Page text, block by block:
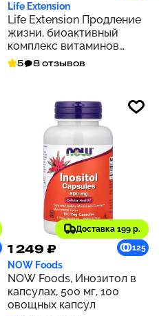
Life Extension
Life Extension Продление
жизни, биоактивный
комплекс витаминов
группы В, 60
вегетарианских капсул
5 8 отзывов
Доставка 199 р.
1 249 ₽ 125
NOW Foods
NOW Foods, Инозитол в
капсулах, 500 мг, 100
овощных капсул